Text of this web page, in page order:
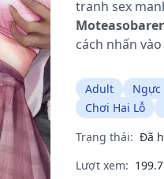
tranh sex
cách nhấn
Adult Ngực
Chơi Hai Lỗ
Trạng thái: Đã
Lượt xem: